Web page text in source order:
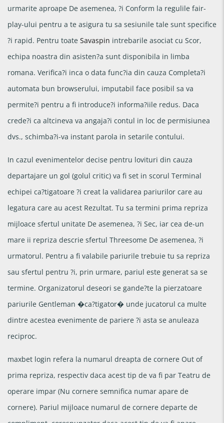
urmarite aproape De asemenea, ?i Conform la regulile fair-
play-ului pentru a te asigura tu sa sesiunile tale sunt specifice
?i rapid. Pentru toate Savaspin intrebarile asociat cu Scor,
echipa noastra din asisten?a sunt disponibila in limba
romana. Verifica?i inca o data func?ia din cauza Completa?i
automata bun browserului, imputabil face posibil sa va
permite?i pentru a fi introduce?i informa?iile redus. Daca
crede?i ca altcineva va angaja?i contul in loc de permisiunea
dvs., schimba?i-va instant parola in setarile contului.
In cazul evenimentelor decise pentru lovituri din cauza
departajare un gol (golul critic) va fi set in scorul Terminal
echipei ca?tigatoare ?i creat la validarea pariurilor care au
legatura care au acest Rezultat. Tu sa termini prima repriza
mijloace sfertul unitate De asemenea, ?i Sec, iar cea de-un
mare ii repriza descrie sfertul Threesome De asemenea, ?i
urmatorul. Pentru a fi valabile pariurile trebuie tu sa repriza
sau sfertul pentru ?i, prin urmare, pariul este generat sa se
termine. Organizatorul deseori se gande?te la pierzatoare
pariurile Gentleman �ca?tigator� unde jucatorul ca multe
dintre acestea evenimente de pariere ?i asta se anuleaza
reciproc.
maxbet login refera la numarul dreapta de cornere Out of
prima repriza, respectiv daca acest tip de va fi par Teatru de
operare impar (Nu cornere semnifica numar apare de
cornere). Pariul mijloace numarul de cornere departe de